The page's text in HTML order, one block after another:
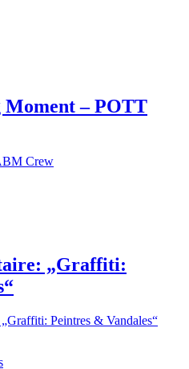
– POTT
Crew
„Graffiti:
Peintres & Vandales“